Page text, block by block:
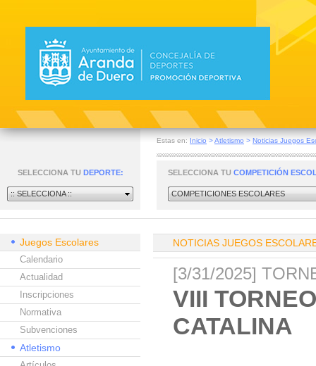
Estas en: Inicio >Atletismo > Noticias Juegos
SELECCIONA TU DEPORTE:
:: SELECCIONA ::
SELECCIONA TU COMPETICIÓN
COMPETICIONES ESCOLARES
Juegos Escolares
Calendario
Actualidad
Inscripciones
Normativa
Subvenciones
Atletismo
NOTICIAS JUEGOS
[3/31/2025]
VIII
CATALINA